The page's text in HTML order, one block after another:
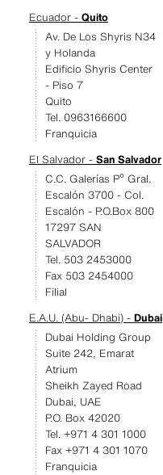
Ecuador - Quito
Av. De Los Shyris N34
y Holanda
Edificio Shyris Center
- Piso 7
Quito
Tel. 0963166600
Franquicia
El Salvador - San Salvador
C.C. Galerías Pº Gral.
Escalón 3700 - Col.
Escalón - P.O.Box 800
17297 SAN
SALVADOR
Tel. 503 2453000
Fax 503 2454000
Filial
E.A.U. (Abu- Dhabi) - Dubai
Dubai Holding Group
Suite 242, Emarat
Atrium
Sheikh Zayed Road
Dubai, UAE
P.O. Box 42020
Tel. +971 4 301 1000
Fax +971 4 301 1070
Franquicia